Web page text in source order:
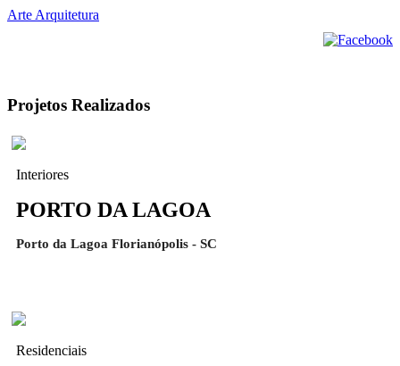
Arte Arquitetura
Projetos Realizados
Interiores
PORTO DA LAGOA
Porto da Lagoa Florianópolis - SC
Residenciais